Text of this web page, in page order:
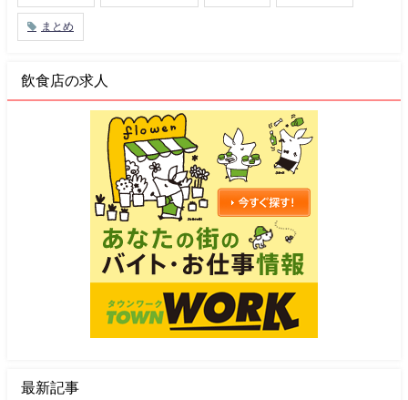
まとめ
飲食店の求人
最新記事